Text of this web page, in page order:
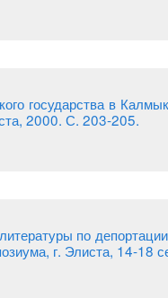
государства в
2000. С. 203-205.
по
г. Элиста, 14-18